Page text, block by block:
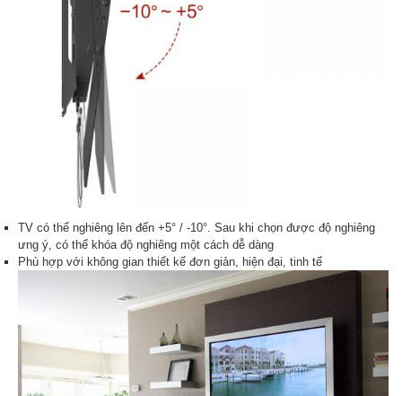
TV có thể nghiêng lên đến +5° / -10°. Sau khi chọn được độ nghiêng
ưng ý, có thể khóa độ nghiêng một cách dễ dàng
Phù hợp với không gian thiết kế đơn giản, hiện đại, tinh tế